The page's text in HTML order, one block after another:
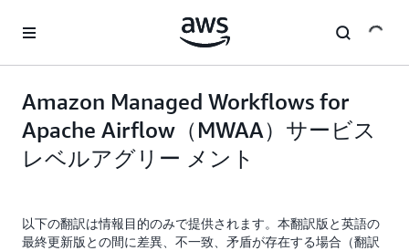
Amazon Managed Workflows for
Apache Airflow（MWAA）サービス
レベルアグリー メント
以下の翻訳は情報目的のみで提供されます。本翻訳版と英語の
最終更新版との間に差異、不一致、矛盾が存在する場合（翻訳